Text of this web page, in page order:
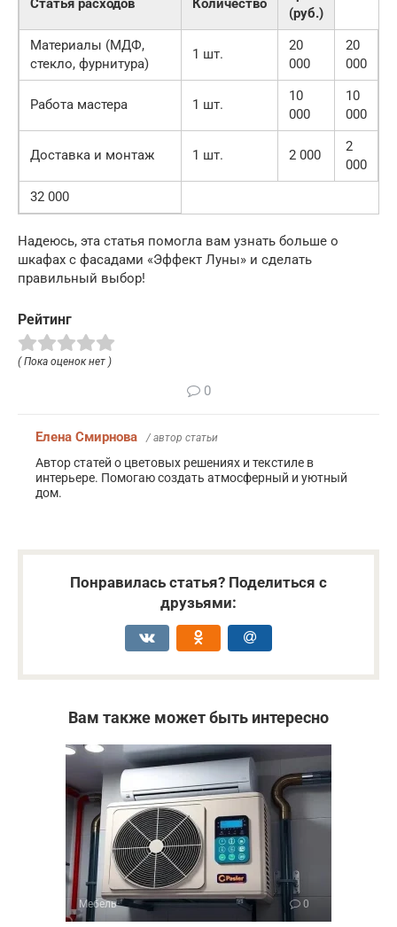
Статья расходов Количество
(руб.)
Материалы (МДФ,
стекло, фурнитура)
1 шт.
20
000
20
000
Работа мастера 1 шт.
10
000
10
000
Доставка и монтаж 1 шт. 2 000
2
000
32 000
Надеюсь, эта статья помогла вам узнать больше о
шкафах с фасадами «Эффект Луны» и сделать
правильный выбор!
Рейтинг
( Пока оценок нет )
0
Елена Смирнова / автор статьи
Автор статей о цветовых решениях и текстиле в
интерьере. Помогаю создать атмосферный и уютный
дом.
Понравилась статья? Поделиться с
друзьями:
Вам также может быть интересно
Мебель 0